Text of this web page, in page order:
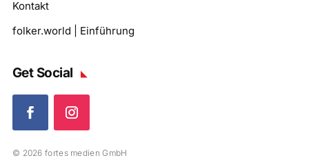
Kontakt
folker.world | Einführung
Get Social
© 2026 fortes medien GmbH